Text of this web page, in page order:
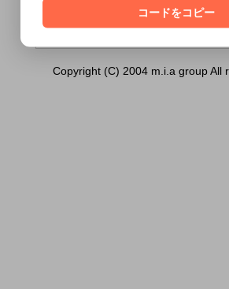
[ はい ] [ いいえ ]
Copyright (C) 2004 m.i.a group All
コードをコピー